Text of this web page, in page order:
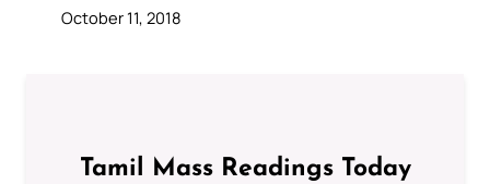
October 11, 2018
Tamil Mass Readings Today